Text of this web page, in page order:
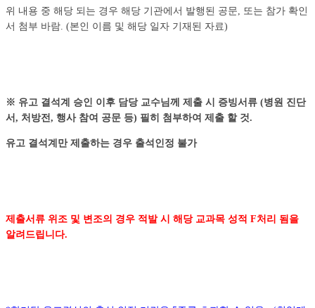
위 내용 중 해당 되는 경우 해당 기관에서 발행된 공문, 또는 참가 확인
서 첨부 바람. (본인 이름 및 해당 일자 기재된 자료)
※ 유고 결석계 승인 이후 담당 교수님께 제출 시 증빙서류 (병원 진단
서 , 처방전, 행사 참여 공문 등) 필히 첨부하여 제출 할 것.
유고 결석계만 제출하는 경우 출석인정 불가
제출서류 위조 및 변조의 경우 적발 시 해당 교과목 성적 F처리 됨을
알려드립니다.